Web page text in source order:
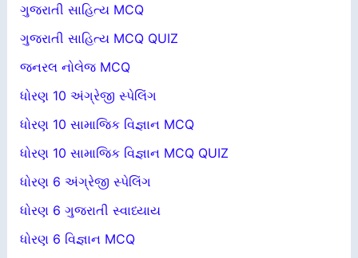
ગુજરાતી સાહિત્ય MCQ
ગુજરાતી સાહિત્ય MCQ QUIZ
જનરલ નોલેજ MCQ
ધોરણ 10 અંગ્રેજી સ્પેલિંગ
ધોરણ 10 સામાજિક વિજ્ઞાન MCQ
ધોરણ 10 સામાજિક વિજ્ઞાન MCQ QUIZ
ધોરણ 6 અંગ્રેજી સ્પેલિંગ
ધોરણ 6 ગુજરાતી સ્વાધ્યાય
ધોરણ 6 વિજ્ઞાન MCQ